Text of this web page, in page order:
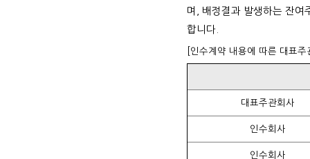
며, 배정결과 발생하는 잔
합니다.
[인수계약 내용에 따른 대표
대표주관회사
인수회사
인수회사